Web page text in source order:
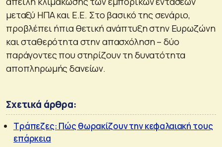
μεταξύ ΗΠΑ και Ε.Ε. Στο βασικό της σενάριο,
προβλέπει ήπια θετική ανάπτυξη στην Ευρωζώνη
και σταθερότητα στην απασχόληση – δύο
παράγοντες που στηρίζουν τη δυνατότητα
αποπληρωμής δανείων.
Σχετικά άρθρα:
Τράπεζες: Πώς θωρακίζουν την κεφαλαιακή τους
επάρκεια